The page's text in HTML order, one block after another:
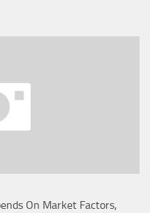
On Market Factors,